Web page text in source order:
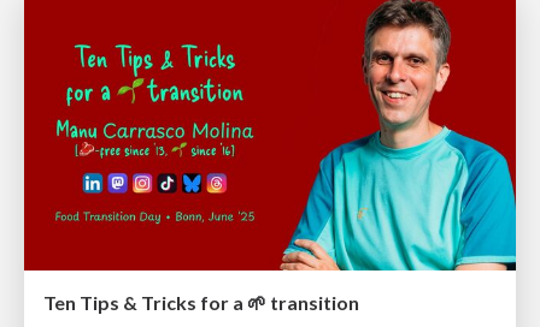
Ten Tips & Tricks for a 🌱 transition